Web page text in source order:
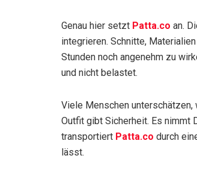
Genau hier setzt Patta.co an.
integrieren. Schnitte,
Stunden noch angenehm zu
und nicht belastet.
Viele Menschen
Outfit gibt Sicherheit. Es nimmt
transportiert Patta.co durch
lässt.